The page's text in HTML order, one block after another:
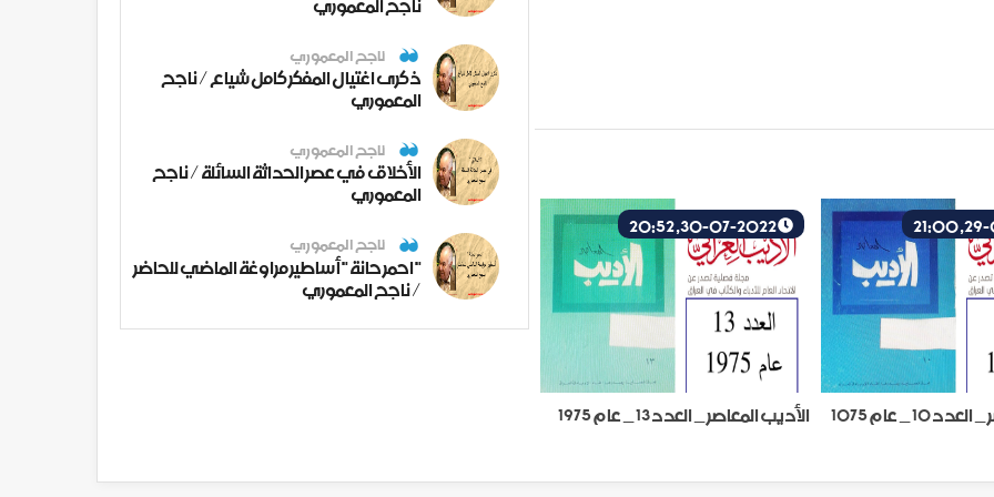
10 _ عام 1075
30-07-2022, 20:52
الأديب المعاصر _ العدد 13 _ عام 1975
ناجح المعموري
ناجح المعموري
ذكرى اغتيال المفكر كامل شياع / ناجح
المعموري
ناجح المعموري
الأخلاق في عصر الحداثة السائلة / ناجح
المعموري
ناجح المعموري
" احمر حانة " أساطير مراوغة الماضي للحاضر
/ ناجح المعموري